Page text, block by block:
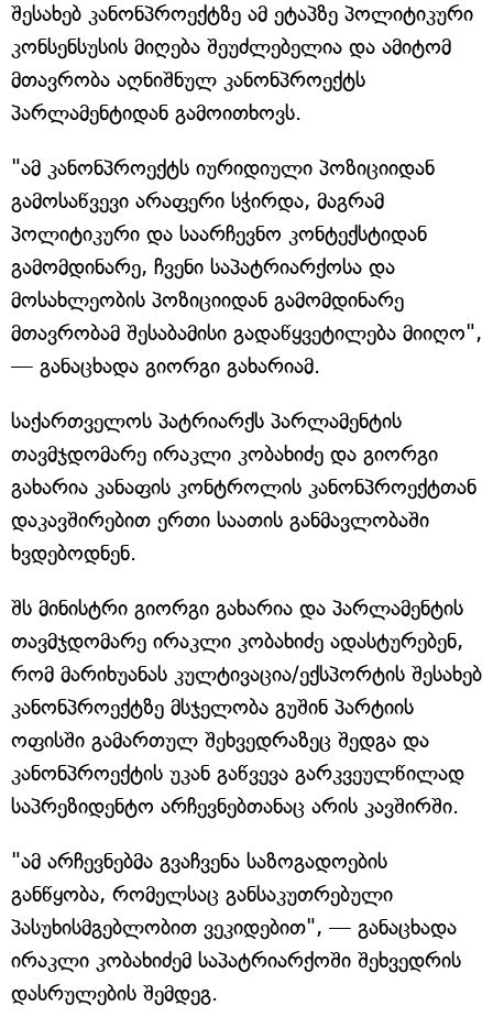
შესახებ კანონპროექტზე ამ ეტაპზე პოლიტიკური
კონსენსუსის მიღება შეუძლებელია და ამიტომ
მთავრობა აღნიშნულ კანონპროექტს
პარლამენტიდან გამოითხოვს.
"ამ კანონპროექტს იურიდიული პოზიციიდან
გამოსაწვევი არაფერი სჭირდა, მაგრამ
პოლიტიკური და საარჩევნო კონტექსტიდან
გამომდინარე, ჩვენი საპატრიარქოსა და
მოსახლეობის პოზიციიდან გამომდინარე
მთავრობამ შესაბამისი გადაწყვეტილება მიიღო",
— განაცხადა გიორგი გახარიამ.
საქართველოს პატრიარქს პარლამენტის
თავმჯდომარე ირაკლი კობახიძე და გიორგი
გახარია კანაფის კონტროლის კანონპროექტთან
დაკავშირებით ერთი საათის განმავლობაში
ხვდებოდნენ.
შს მინისტრი გიორგი გახარია და პარლამენტის
თავმჯდომარე ირაკლი კობახიძე ადასტურებენ,
რომ მარიხუანას კულტივაცია/ექსპორტის შესახებ
კანონპროექტზე მსჯელობა გუშინ პარტიის
ოფისში გამართულ შეხვედრაზეც შედგა და
კანონპროექტის უკან გაწვევა გარკვეულწილად
საპრეზიდენტო არჩევნებთანაც არის კავშირში.
"ამ არჩევნებმა გვაჩვენა საზოგადოების
განწყობა, რომელსაც განსაკუთრებული
პასუხისმგებლობით ვეკიდებით", — განაცხადა
ირაკლი კობახიძემ საპატრიარქოში შეხვედრის
დასრულების შემდეგ.